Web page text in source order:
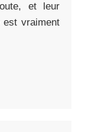
et leur
est vraiment